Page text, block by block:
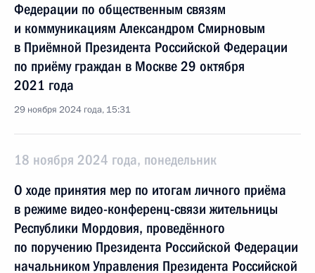
Федерации по общественным связям
и коммуникациям Александром Смирновым
в Приёмной Президента Российской Федерации
по приёму граждан в Москве 29 октября
2021 года
29 ноября 2024 года, 15:31
18 ноября 2024 года, понедельник
О ходе принятия мер по итогам личного приёма
в режиме видео-конференц-связи жительницы
Республики Мордовия, проведённого
по поручению Президента Российской Федерации
начальником Управления Президента Российской